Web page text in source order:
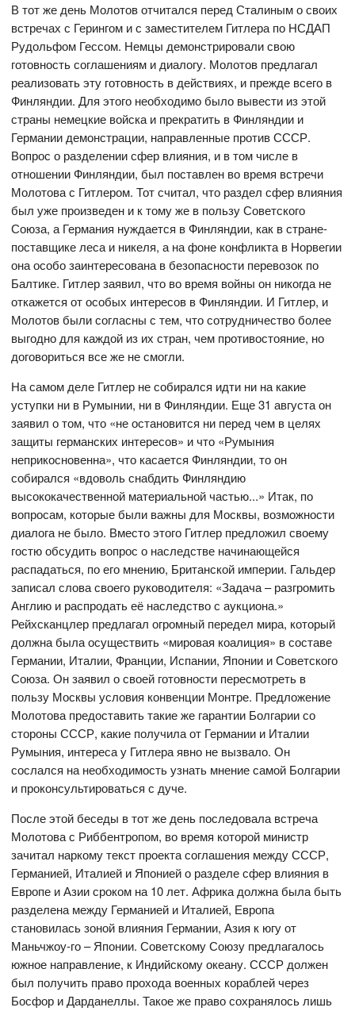
В тот же день Молотов отчитался перед Сталиным о своих
встречах с Герингом и с заместителем Гитлера по НСДАП
Рудольфом Гессом. Немцы демонстрировали свою
готовность соглашениям и диалогу. Молотов предлагал
реализовать эту готовность в действиях, и прежде всего в
Финляндии. Для этого необходимо было вывести из этой
страны немецкие войска и прекратить в Финляндии и
Германии демонстрации, направленные против СССР.
Вопрос о разделении сфер влияния, и в том числе в
отношении Финляндии, был поставлен во время встречи
Молотова с Гитлером. Тот считал, что раздел сфер влияния
был уже произведен и к тому же в пользу Советского
Союза, а Германия нуждается в Финляндии, как в стране-
поставщике леса и никеля, а на фоне конфликта в Норвегии
она особо заинтересована в безопасности перевозок по
Балтике. Гитлер заявил, что во время войны он никогда не
откажется от особых интересов в Финляндии. И Гитлер, и
Молотов были согласны с тем, что сотрудничество более
выгодно для каждой из их стран, чем противостояние, но
договориться все же не смогли.
На самом деле Гитлер не собирался идти ни на какие
уступки ни в Румынии, ни в Финляндии. Еще 31 августа он
заявил о том, что «не остановится ни перед чем в целях
защиты германских интересов» и что «Румыния
неприкосновенна», что касается Финляндии, то он
собирался «вдоволь снабдить Финляндию
высококачественной материальной частью...» Итак, по
вопросам, которые были важны для Москвы, возможности
диалога не было. Вместо этого Гитлер предложил своему
гостю обсудить вопрос о наследстве начинающейся
распадаться, по его мнению, Британской империи. Гальдер
записал слова своего руководителя: «Задача – разгромить
Англию и распродать её наследство с аукциона.»
Рейхсканцлер предлагал огромный передел мира, который
должна была осуществить «мировая коалиция» в составе
Германии, Италии, Франции, Испании, Японии и Советского
Союза. Он заявил о своей готовности пересмотреть в
пользу Москвы условия конвенции Монтре. Предложение
Молотова предоставить такие же гарантии Болгарии со
стороны СССР, какие получила от Германии и Италии
Румыния, интереса у Гитлера явно не вызвало. Он
сослался на необходимость узнать мнение самой Болгарии
и проконсультироваться с дуче.
После этой беседы в тот же день последовала встреча
Молотова с Риббентропом, во время которой министр
зачитал наркому текст проекта соглашения между СССР,
Германией, Италией и Японией о разделе сфер влияния в
Европе и Азии сроком на 10 лет. Африка должна была быть
разделена между Германией и Италией, Европа
становилась зоной влияния Германии, Азия к югу от
Маньчжоу-го – Японии. Советскому Союзу предлагалось
южное направление, к Индийскому океану. СССР должен
был получить право прохода военных кораблей через
Босфор и Дарданеллы. Такое же право сохранялось лишь